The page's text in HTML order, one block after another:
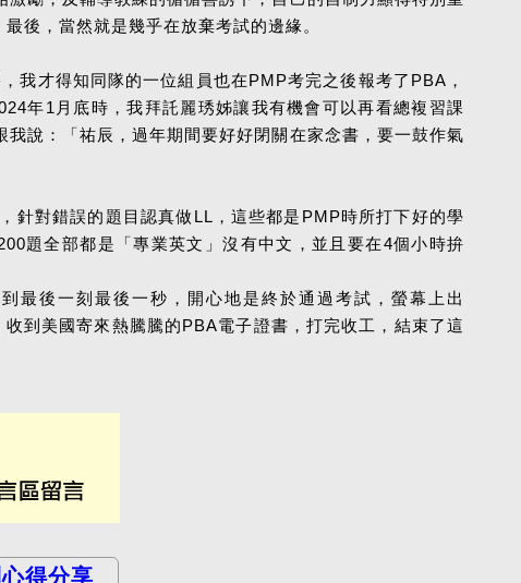
後，當然就是幾乎在放棄考試的邊緣。
我才得知同隊的一位組員也在PMP考完之後報考了PBA，
年1月底時，我拜託麗琇姊讓我有機會可以再看總複習課
說：「祐辰，過年期間要好好閉關在家念書，要一鼓作氣
針對錯誤的題目認真做LL，這些都是PMP時所打下好的學
題全部都是「專業英文」沒有中文，並且要在4個小時拚
最後一刻最後一秒，開心地是終於通過考試，螢幕上出
到美國寄來熱騰騰的PBA電子證書，打完收工，結束了這
得分享